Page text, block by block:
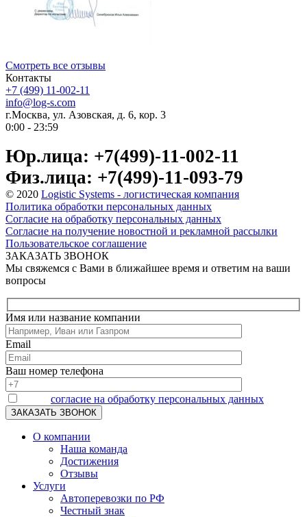
Смотреть все отзывы
Контакты
+7 (499) 11-002-11
info@log-s.com
г.Москва, ул. Азовская, д. 6, кор. 3
0:00 - 23:59
Юр.лица: +7(499)-11-002-11
Физ.лица: +7(499)-11-093-79
© 2020 Logistic Systems - логистическая компания
Политика обработки персональных данных
Согласие на обработку персональных данных
Согласие на получение новостной и рекламной рассылки
Пользовательское соглашение
ЗАКАЗАТЬ ЗВОНОК
Мы свяжемся с Вами в ближайшее время и ответим на ваши
вопросы
Имя или название компании
Email
Ваш номер телефона
согласие на обработку персональных данных
О компании
Наша команда
Достижения
Отзывы
Услуги
Автоперевозки по РФ
Честный знак